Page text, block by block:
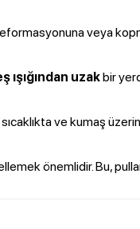
veya
ışığından uzakbir
sıcaklıkta ve kumaş
önemlidir. Bu,